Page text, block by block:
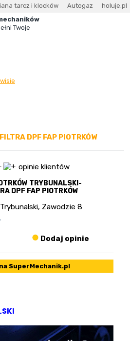
tarcz i klocków Autogaz
holuje.pl
Twoje
DPF FAP PIOTRKÓW
opinie klientów
TRYBUNALSKI-
DPF FAP PIOTRKÓW
, Zawodzie 8
Dodaj opinie
SuperMechanik.pl